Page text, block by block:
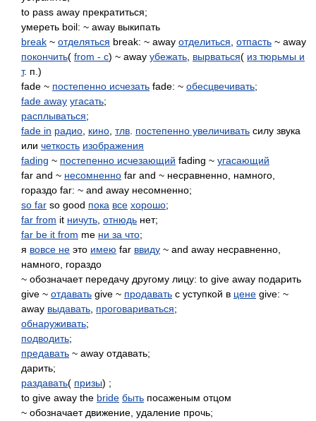
to pass away прекратиться;
умереть boil: ~ away выкипать
break ~ отделяться break: ~ away отделиться отпасть ~ away
покончить( from - c) ~ away убежать вырваться( из тюрьмы и
т. п.)
fade ~ постепенно исчезать fade: ~ обесцвечивать;
fade away угасать;
расплываться;
fade in радио кино тлв постепенно увеличивать силу звука
или четкость изображения
fading ~ постепенно исчезающий fading ~ угасающий
far and ~ несомненно far and ~ несравненно, намного,
гораздо far: ~ and away несомненно;
so far so good пока все хорошо;
far from it ничуть отнюдь нет;
far be it from me ни за что;
я вовсе не это имею far ввиду ~ and away несравненно,
намного, гораздо
~ обозначает передачу другому лицу: to give away подарить
give ~ отдавать give ~ продавать с уступкой в цене give: ~
away выдавать проговариваться;
обнаруживать;
подводить;
предавать ~ away отдавать;
дарить;
раздавать( призы) ;
to give away the bride быть посаженым отцом
~ обозначает движение, удаление прочь;